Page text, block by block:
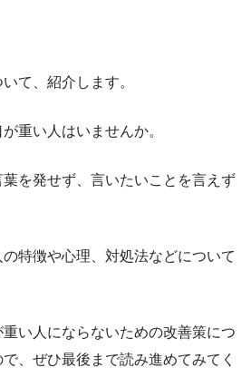
て、紹介します。
重い人はいませんか。
を発せず、言いたいことを言えず
特徴や心理、対処法などについて
い人にならないための改善策につ
、ぜひ最後まで読み進めてみてく